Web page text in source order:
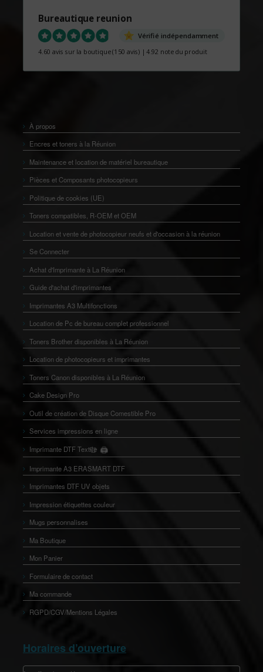
Bureautique reunion
Vérifié indépendamment
4.60 avis sur la boutique(150 avis) |4.92 note du produit
À propos
Encres et toners à la Réunion
Maintenance et location de matériel bureautique
Pièces et Composants photocopieurs
Politique de cookies (UE)
Toners compatibles, R-OEM et OEM
Location et vente de photocopieur neufs et d'occasion à la réunion
Se Connecter
Achat d'Imprimante à La Réunion
Guide d'achat d'imprimantes
Imprimantes A3 Multifonctions
Location de Pc de bureau complet professionnel
Toners Brother disponibles à La Réunion
Location de photocopieurs et imprimantes
Toners Canon disponibles à La Réunion
Cake Design Pro
Outil de création de Disque Comestible Pro
Services impressions en ligne
Imprimante DTF Textile 🖨️
👕
Imprimante A3 ERASMART DTF
Imprimantes DTF UV objets
Impression étiquettes couleur
Mugs personnalises
Ma Boutique
Mon Panier
Formulaire de contact
Ma commande
RGPD/CGV/Mentions Légales
Horaires d’ouverture